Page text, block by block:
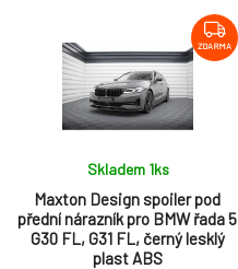
ZDARMA
Maxton Design spoiler pod
přední nárazník pro BMW řada 5
G30 FL, G31 FL, černý lesklý
plast ABS
Skladem 1ks